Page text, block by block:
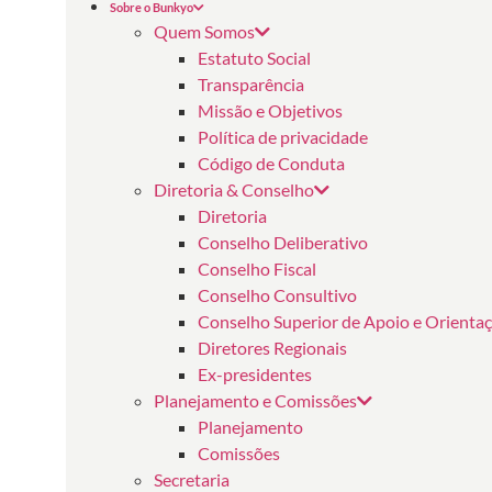
Sobre o Bunkyo
Quem Somos
Estatuto Social
Transparência
Missão e Objetivos
Política de privacidade
Código de Conduta
Diretoria & Conselho
Diretoria
Conselho Deliberativo
Conselho Fiscal
Conselho Consultivo
Conselho Superior de Apoio e
Diretores Regionais
Ex-presidentes
Planejamento e Comissões
Planejamento
Comissões
Secretaria